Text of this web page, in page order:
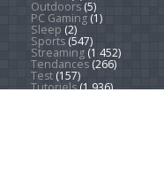
Outdoors(5)
PC Gaming(1)
Sleep (2)
Sports(547)
Streaming(1 452)
Tendances(266)
Test(157)
Tutoriels(1 936)